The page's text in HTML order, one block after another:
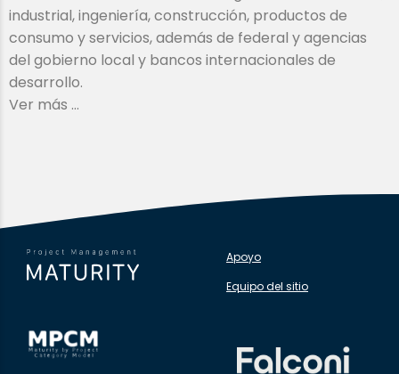
industrial, ingeniería, construcción, productos de
consumo y servicios, además de federal y agencias
del gobierno local y bancos internacionales de
desarrollo.
Ver más …
Apoyo
Equipo del sitio